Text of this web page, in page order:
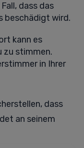
dass das
beschädigt wird.
kann es
zu stimmen.
in Ihrer
dass
an seinem